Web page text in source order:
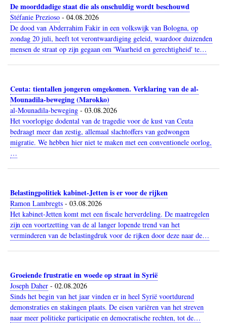
De moorddadige staat die als onschuldig wordt beschouwd
Stéfanie Prezioso - 04.08.2026
De dood van Abderrahim Fakir in een volkswijk van Bologna, op
zondag 20 juli, heeft tot verontwaardiging geleid, waardoor duizenden
mensen de straat op zijn gegaan om 'Waarheid en gerechtigheid' te…
Ceuta: tientallen jongeren omgekomen. Verklaring van de al-
Mounadila-beweging (Marokko)
al-Mounadila-beweging - 03.08.2026
Het voorlopige dodental van de tragedie voor de kust van Ceuta
bedraagt meer dan zestig, allemaal slachtoffers van gedwongen
migratie. We hebben hier niet te maken met een conventionele oorlog,
…
Belastingpolitiek kabinet-Jetten is er voor de rijken
Ramon Lambregts - 03.08.2026
Het kabinet-Jetten komt met een fiscale herverdeling. De maatregelen
zijn een voortzetting van de al langer lopende trend van het
verminderen van de belastingdruk voor de rijken door deze naar de…
Groeiende frustratie en woede op straat in Syrië
Joseph Daher - 02.08.2026
Sinds het begin van het jaar vinden er in heel Syrië voortdurend
demonstraties en stakingen plaats. De eisen variëren van het streven
naar meer politieke participatie en democratische rechten, tot de…